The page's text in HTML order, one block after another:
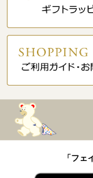
「フ